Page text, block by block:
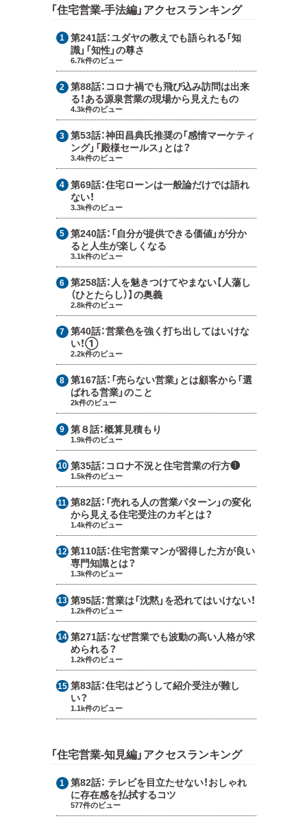
「住宅営業-手法編」アクセスランキング
第241話：ユダヤの教えでも語られる「知
識」「知性」の尊さ
6.7k件のビュー
第88話： コロナ禍でも飛び込み訪問は出来
る！ある源泉営業の現場から見えたもの
4.3k件のビュー
第53話：神田昌典氏推奨の「感情マーケティ
ング」「殿様セールス」とは？
3.4k件のビュー
第69話：住宅ローンは一般論だけでは語れ
ない！
3.3k件のビュー
第240話： 「自分が提供できる価値」が分か
ると人生が楽しくなる
3.1k件のビュー
第258話： 人を魅きつけてやまない【人蕩し
（ひとたらし）】の奥義
2.8k件のビュー
第40話：営業色を強く打ち出してはいけな
い！①
2.2k件のビュー
第167話： 「売らない営業」とは顧客から「選
ばれる営業」のこと
2k件のビュー
第８話：概算見積もり
1.9k件のビュー
第35話： コロナ不況と住宅営業の行方❶
1.5k件のビュー
第82話： 「売れる人の営業パターン」の変化
から見える住宅受注のカギとは？
1.4k件のビュー
第110話：住宅営業マンが習得した方が良い
専門知識とは？
1.3k件のビュー
第95話：営業は「沈黙」を恐れてはいけない！
1.2k件のビュー
第271話：なぜ営業でも波動の高い人格が求
められる？
1.2k件のビュー
第83話：住宅はどうして紹介受注が難し
い？
1.1k件のビュー
「住宅営業-知見編」アクセスランキング
第82話： テレビを目立たせない！おしゃれ
に存在感を払拭するコツ
577件のビュー